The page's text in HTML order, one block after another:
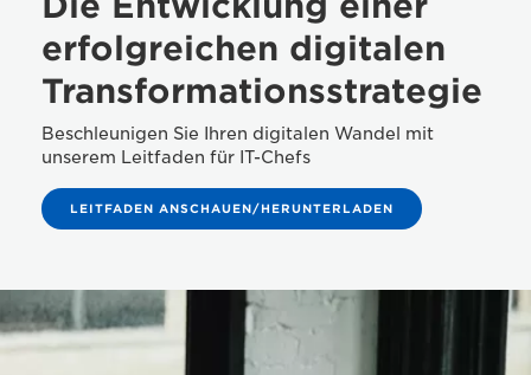
erfolgreichen digitalen
Transformationsstrategie
Beschleunigen Sie Ihren digitalen Wandel mit
unserem Leitfaden für IT-Chefs
LEITFADEN ANSCHAUEN/HERUNTERLADEN